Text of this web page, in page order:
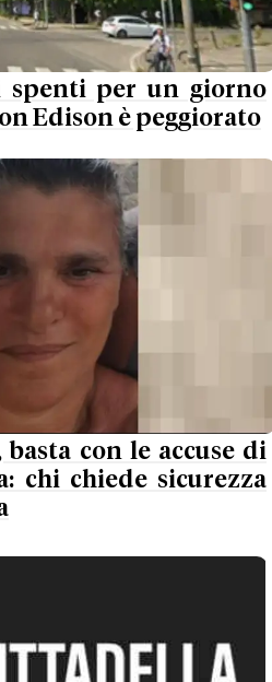
spenti per un giorno
Edison è peggiorato
con le accuse di
chi chiede sicurezza